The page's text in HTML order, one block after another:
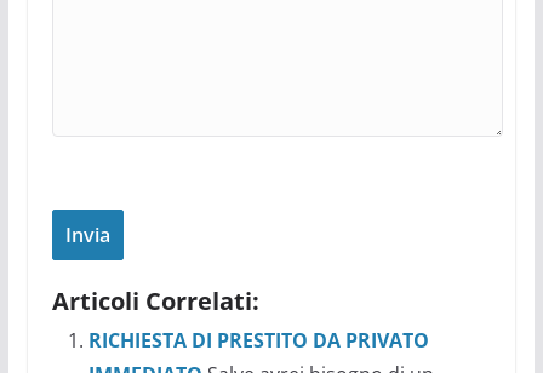
Articoli Correlati:
RICHIESTA DI PRESTITO DA PRIVATO